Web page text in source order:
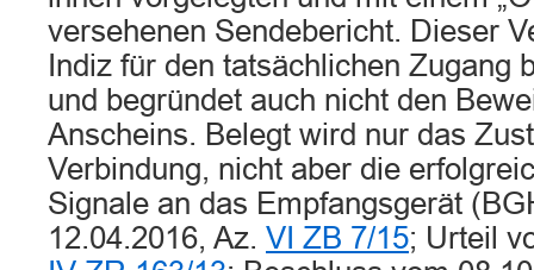
versehenen Sendebericht. Dieser
Indiz für den tatsächlichen Zugang
und begründet auch nicht den
Anscheins. Belegt wird nur das
Verbindung, nicht aber die
Signale an das Empfangsgerät
12.04.2016, Az. VI ZB 7/15; Urteil